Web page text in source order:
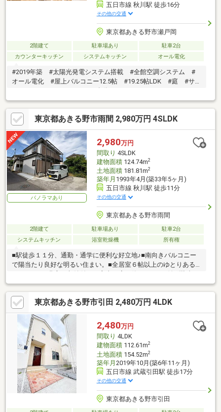
五日市線 秋川駅 徒歩16分
その他の交通
東京都あきる野市瀬戸岡
2階建て 駐車場あり
駐車2台
カウンターキッチン
システムキッチン オール電化
#2019年築 #太陽光発電システム搭載 #全館空調システム #
オール電化 #屋上バルコニー12.5帖 #19.25帖LDK #庭 #サイ
東京都あきる野市雨間 2,980万円 4SLDK
パノラマあり
2,980万円
間取り 4SLDK
建物面積124.74m2
土地面積181.81m2
築年月 1993年4月(築33年5ヶ月)
五日市線 秋川駅 徒歩11分
その他の交通
東京都あきる野市雨間
2階建て 駐車場あり
駐車2台
システムキッチン
浴室乾燥機 所有権
■駅徒歩１１分、通勤・通学に便利な好立地♪■南向きバルコニー
で陽当たり良好な明るい住まい。■全居室６帖以上のゆとりある
台可能（車種による）。
東京都あきる野市引田 2,480万円 4LDK
2,480万円
間取り 4LDK
建物面積112.61m2
土地面積154.52m2
築年月 2019年10月(築6年11ヶ月)
五日市線 武蔵引田駅 徒歩17分
その他の交通
東京都あきる野市引田